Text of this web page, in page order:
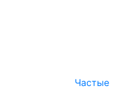
Частые